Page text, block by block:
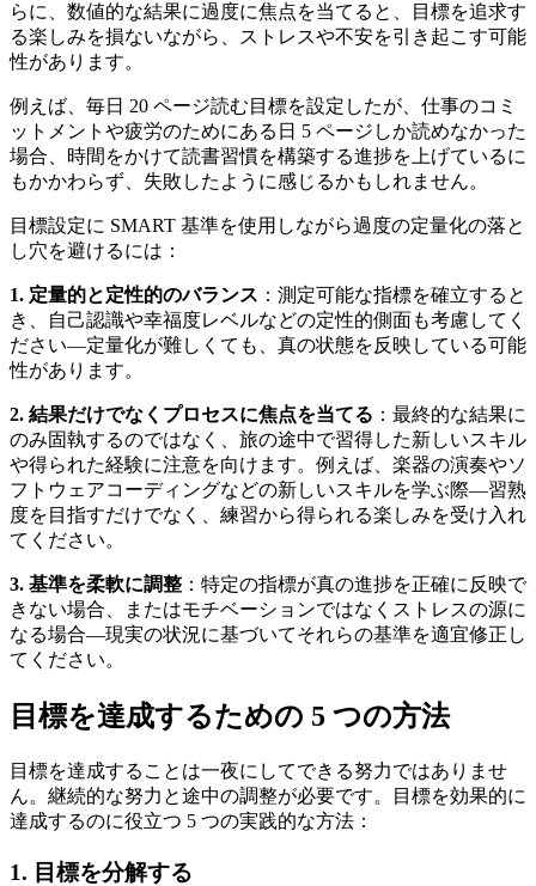
らに、数値的な結果に過度に焦点を当てると、目標を追求す
る楽しみを損ないながら、ストレスや不安を引き起こす可能
性があります。
例えば、毎日 20 ページ読む目標を設定したが、仕事のコミ
ットメントや疲労のためにある日 5 ページしか読めなかった
場合、時間をかけて読書習慣を構築する進捗を上げているに
もかかわらず、失敗したように感じるかもしれません。
目標設定に SMART 基準を使用しながら過度の定量化の落と
し穴を避けるには：
1. 定量的と定性的のバランス ：測定可能な指標を確立すると
き、自己認識や幸福度レベルなどの定性的側面も考慮してく
ださい—定量化が難しくても、真の状態を反映している可能
性があります。
2. 結果だけでなくプロセスに焦点を当てる ：最終的な結果に
のみ固執するのではなく、旅の途中で習得した新しいスキル
や得られた経験に注意を向けます。例えば、楽器の演奏やソ
フトウェアコーディングなどの新しいスキルを学ぶ際—習熟
度を目指すだけでなく、練習から得られる楽しみを受け入れ
てください。
3. 基準を柔軟に調整 ：特定の指標が真の進捗を正確に反映で
きない場合、またはモチベーションではなくストレスの源に
なる場合—現実の状況に基づいてそれらの基準を適宜修正し
てください。
目標を達成するための 5 つの方法
目標を達成することは一夜にしてできる努力ではありませ
ん。継続的な努力と途中の調整が必要です。目標を効果的に
達成するのに役立つ 5 つの実践的な方法：
1. 目標を分解する